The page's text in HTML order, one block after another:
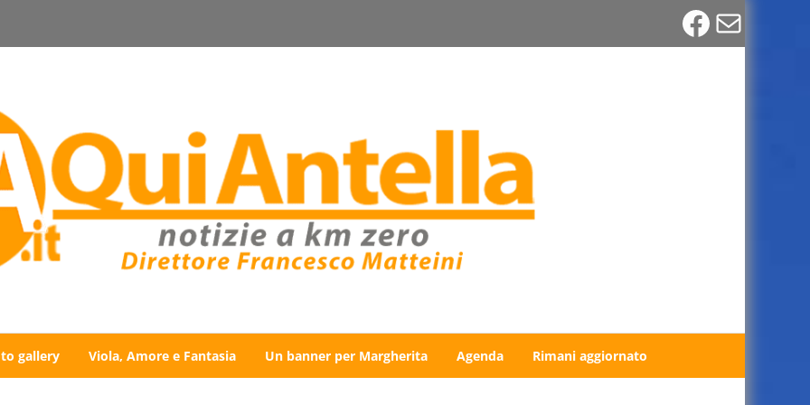
Email
gallery Viola, Amore e Fantasia Un banner per Margherita Agenda Rimani aggiornato